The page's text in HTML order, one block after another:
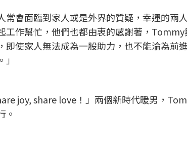
會面臨到家人或是外界的質疑，幸運的兩
工作幫忙，他們也都由衷的感謝著，Tommy
即使家人無法成為一股助力，也不能淪為前
joy, share love！」兩個新時代暖男，
。